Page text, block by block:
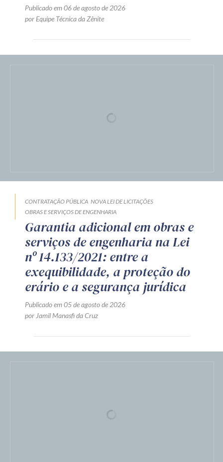
Publicado em 06 de agosto de 2026
por Equipe Técnica da Zênite
CONTRATAÇÃO PÚBLICA NOVA LEI DE LICITAÇÕES
OBRAS E SERVIÇOS DE ENGENHARIA
Garantia adicional em obras e
serviços de engenharia na Lei
nº 14.133/2021: entre a
exequibilidade, a proteção do
erário e a segurança jurídica
Publicado em 05 de agosto de 2026
por Jamil Manasfi da Cruz